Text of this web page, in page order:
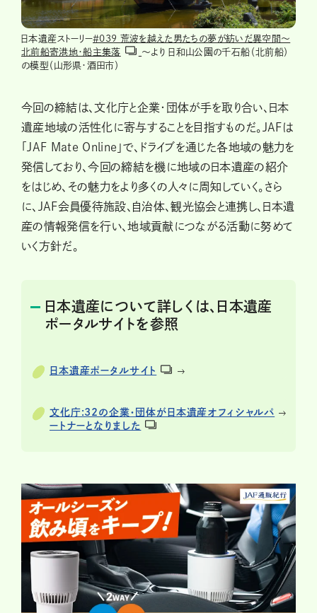
日本遺産ストーリー＃039 荒波を越えた男たちの夢が紡いだ異空間～
北前船寄港地・船主集落
～より 日和山公園の千石船（北前船）
の模型（山形県・酒田市）
今回の締結は、文化庁と企業・団体が手を取り合い、日本
遺産地域の活性化に寄与することを目指すものだ。JAFは
「JAF Mate Online」で、ドライブを通じた各地域の魅力を
発信しており、今回の締結を機に地域の日本遺産の紹介
をはじめ、その魅力をより多くの人々に周知していく。さら
に、JAF会員優待施設、自治体、観光協会と連携し、日本遺
産の情報発信を行い、地域貢献につながる活動に努めて
いく方針だ。
日本遺産について詳しくは、日本遺産
ポータルサイトを参照
日本遺産ポータルサイト
文化庁:32の企業・団体が日本遺産オフィシャルパ
ートナーとなりました